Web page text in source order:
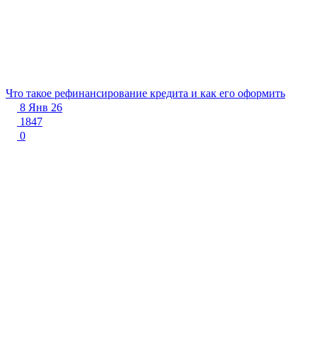
Что такое рефинансирование кредита и как его оформить
8 Янв 26
1847
0